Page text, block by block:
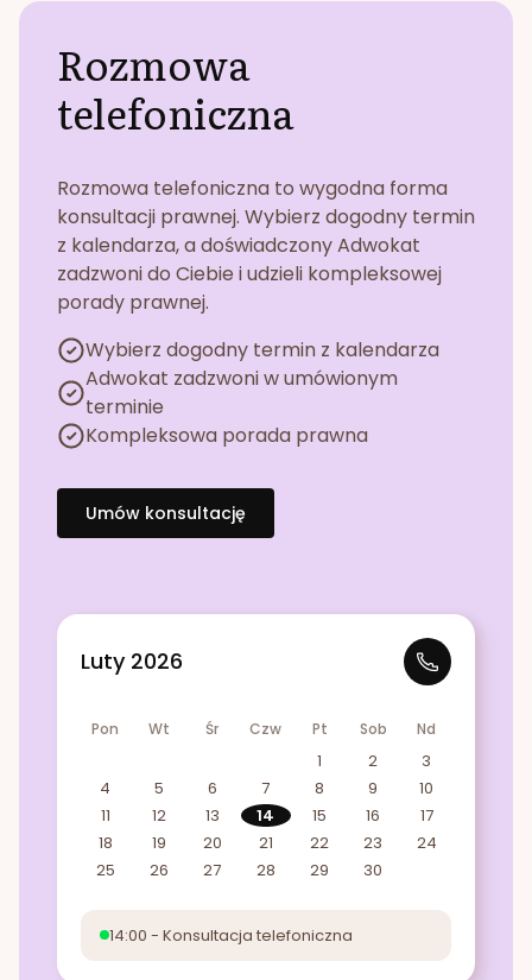
Rozmowa
telefoniczna
Rozmowa telefoniczna to wygodna forma
konsultacji prawnej. Wybierz dogodny termin
z kalendarza, a doświadczony Adwokat
zadzwoni do Ciebie i udzieli kompleksowej
porady prawnej.
Wybierz dogodny termin z kalendarza
Adwokat zadzwoni w umówionym
terminie
Kompleksowa porada prawna
Umów konsultację
Luty 2026
Pon Wt Śr Czw Pt Sob Nd
1 2
3
4
5 6 7 8 9
10
11
12 13 14 15 16
17
18
19 20 21 22 23
24
25
26 27 28 29 30
14:00 - Konsultacja telefoniczna